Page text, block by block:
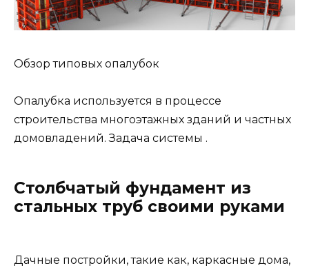
Обзор типовых опалубок
Опалубка используется в процессе
строительства многоэтажных зданий и частных
домовладений. Задача системы .
Столбчатый фундамент из
стальных труб своими руками
Дачные постройки, такие как, каркасные дома,